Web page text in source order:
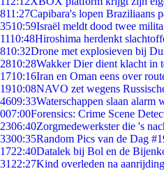
811:27Capibara's lopen Braziliaans
3510:59Israël meldt dood twee
1110:48Hiroshima herdenkt
810:32Drone met explosieven bij
2810:28Wakker Dier dient klacht in
1710:16Iran en Oman eens over
1910:08NAVO zet wegens
4609:33Waterschappen slaan alarm
007:00Forensics: Crime Scene
2306:40Zorgmedewerkster die 's
3300:35Random Pics van de Dag
1722:40Datalek bij Bol en de
31 22:27Kind overleden na